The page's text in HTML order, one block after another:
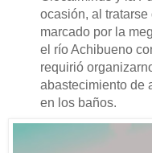
ocasión, al
marcado por la
el río Achibueno
requirió
abastecimiento de
en los baños.